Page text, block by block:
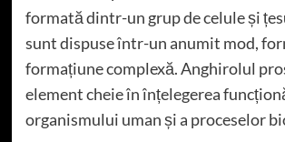
formată dintr-un grup de celule și
sunt dispuse într-un anumit mod,
formațiune complexă. Anghirolul
element cheie în înțelegerea
organismului uman și a proceselor